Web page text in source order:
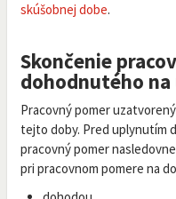
skúšobnej dobe.
Skončenie
dohodnutého
Pracovný pomer
tejto doby. Pred uplynutím
pracovný pomer
pri pracovnom pomere na